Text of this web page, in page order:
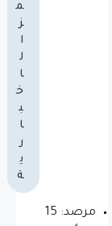
م
ز
ا
ل
ا
خ
ب
ا
ر
ي
ة
مرصد: 15